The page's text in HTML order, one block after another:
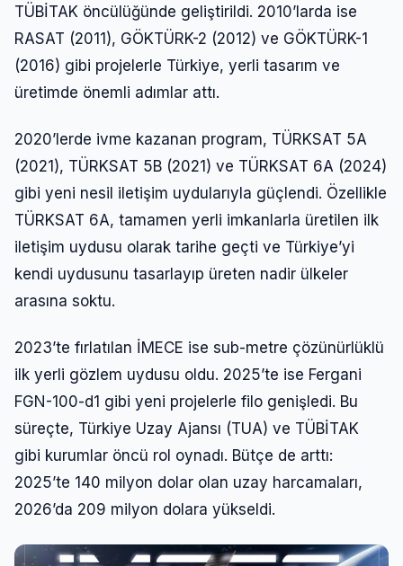
TÜBİTAK öncülüğünde geliştirildi. 2010’larda ise
RASAT (2011), GÖKTÜRK-2 (2012) ve GÖKTÜRK-1
(2016) gibi projelerle Türkiye, yerli tasarım ve
üretimde önemli adımlar attı.
2020’lerde ivme kazanan program, TÜRKSAT 5A
(2021), TÜRKSAT 5B (2021) ve TÜRKSAT 6A (2024)
gibi yeni nesil iletişim uydularıyla güçlendi. Özellikle
TÜRKSAT 6A, tamamen yerli imkanlarla üretilen ilk
iletişim uydusu olarak tarihe geçti ve Türkiye’yi
kendi uydusunu tasarlayıp üreten nadir ülkeler
arasına soktu.
2023’te fırlatılan İMECE ise sub-metre çözünürlüklü
ilk yerli gözlem uydusu oldu. 2025’te ise Fergani
FGN-100-d1 gibi yeni projelerle filo genişledi. Bu
süreçte, Türkiye Uzay Ajansı (TUA) ve TÜBİTAK
gibi kurumlar öncü rol oynadı. Bütçe de arttı:
2025’te 140 milyon dolar olan uzay harcamaları,
2026’da 209 milyon dolara yükseldi.